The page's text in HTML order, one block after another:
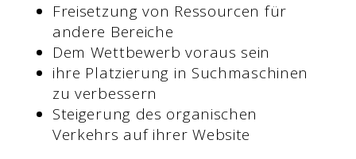
Freisetzung von Ressourcen für
andere Bereiche
Dem Wettbewerb voraus sein
ihre Platzierung in Suchmaschinen
zu verbessern
Steigerung des organischen
Verkehrs auf ihrer Website